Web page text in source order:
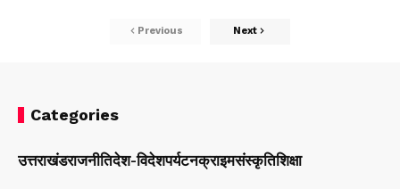
Previous Next
Categories
उत्तराखंडराजनीतिदेश-विदेशपर्यटनक्राइमसंस्कृतिशिक्षा